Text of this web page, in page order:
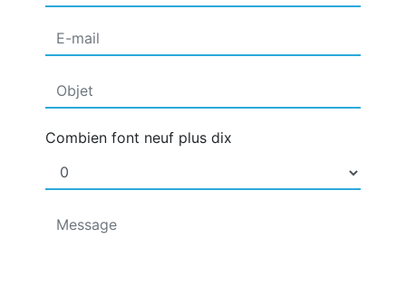
Combien font neuf plus dix